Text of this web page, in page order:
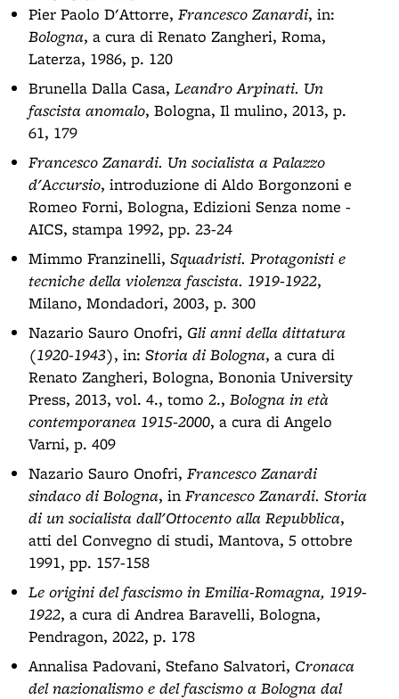
Pier Paolo D'Attorre, Francesco Zanardi, in:
Bologna, a cura di Renato Zangheri, Roma,
Laterza, 1986, p. 120
Brunella Dalla Casa, Leandro Arpinati. Un
fascista anomalo, Bologna, Il mulino, 2013, p.
61, 179
Francesco Zanardi. Un socialista a Palazzo
d'Accursio, introduzione di Aldo Borgonzoni e
Romeo Forni, Bologna, Edizioni Senza nome -
AICS, stampa 1992, pp. 23-24
Mimmo Franzinelli, Squadristi. Protagonisti e
tecniche della violenza fascista. 1919-1922,
Milano, Mondadori, 2003, p. 300
Nazario Sauro Onofri, Gli anni della dittatura
(1920-1943), in: Storia di Bologna, a cura di
Renato Zangheri, Bologna, Bononia University
Press, 2013, vol. 4., tomo 2., Bologna in età
contemporanea 1915-2000, a cura di Angelo
Varni, p. 409
Nazario Sauro Onofri, Francesco Zanardi
sindaco di Bologna, in Francesco Zanardi. Storia
di un socialista dall'Ottocento alla Repubblica,
atti del Convegno di studi, Mantova, 5 ottobre
1991, pp. 157-158
Le origini del fascismo in Emilia-Romagna, 1919-
1922, a cura di Andrea Baravelli, Bologna,
Pendragon, 2022, p. 178
Annalisa Padovani, Stefano Salvatori, Cronaca
del nazionalismo e del fascismo a Bologna dal